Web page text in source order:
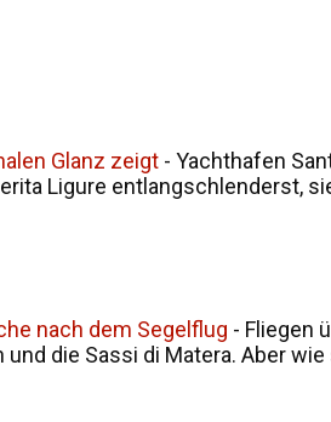
Glanz zeigt - Yachthafen
Ligure entlangschlenderst,
nach dem Segelflug - Fliegen
die Sassi di Matera. Aber wie